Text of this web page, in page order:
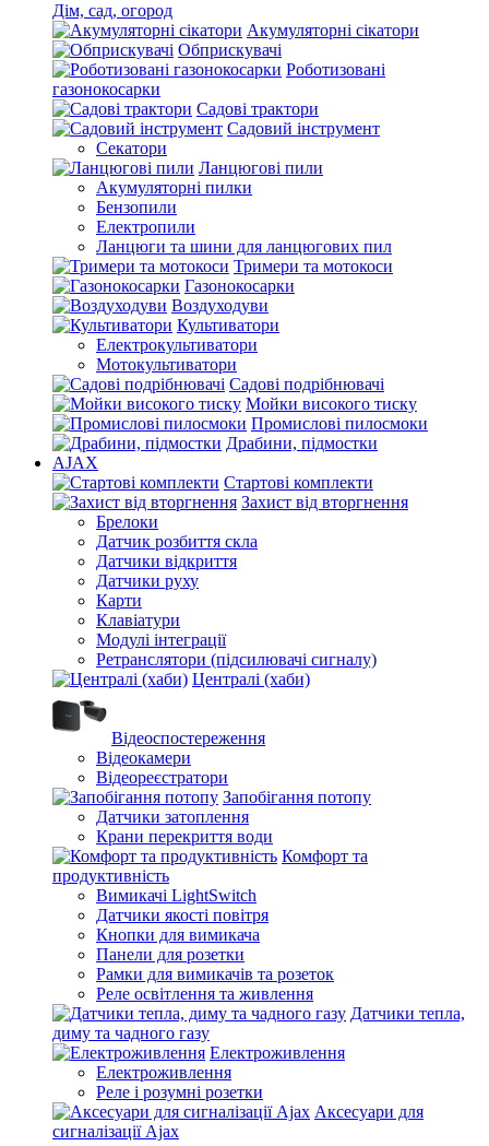
Дім, сад, огород
Акумуляторні сікатори
Обприскувачі
Роботизовані
газонокосарки
Садові трактори
Садовий інструмент
Секатори
Ланцюгові пили
Акумуляторні пилки
Бензопили
Електропили
Ланцюги та шини для ланцюгових пил
Тримери та мотокоси
Газонокосарки
Воздуходуви
Культиватори
Електрокультиватори
Мотокультиватори
Садові подрібнювачі
Мойки високого тиску
Промислові пилосмоки
Драбини, підмостки
AJAX
Стартові комплекти
Захист від вторгнення
Брелоки
Датчик розбиття скла
Датчики відкриття
Датчики руху
Карти
Клавіатури
Модулі інтеграції
Ретранслятори (підсилювачі сигналу)
Централі (хаби)
Відеоспостереження
Відеокамери
Відеореєстратори
Запобігання потопу
Датчики затоплення
Крани перекриття води
Комфорт та
продуктивність
Вимикачі LightSwitch
Датчики якості повітря
Кнопки для вимикача
Панели для розетки
Рамки для вимикачів та розеток
Реле освітлення та живлення
Датчики тепла,
диму та чадного газу
Електроживлення
Електроживлення
Реле і розумні розетки
Аксесуари для
сигналізації Ajax